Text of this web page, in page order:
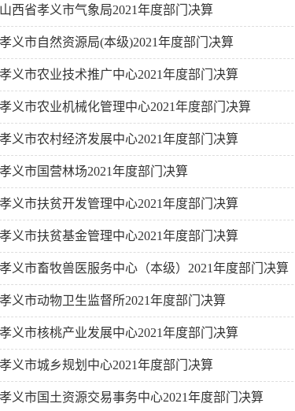
山西省孝义市气象局2021年度部门决算
孝义市自然资源局(本级)2021年度部门决算
孝义市农业技术推广中心2021年度部门决算
孝义市农业机械化管理中心2021年度部门决算
孝义市农村经济发展中心2021年度部门决算
孝义市国营林场2021年度部门决算
孝义市扶贫开发管理中心2021年度部门决算
孝义市扶贫基金管理中心2021年度部门决算
孝义市畜牧兽医服务中心（本级）2021年度部门决算
孝义市动物卫生监督所2021年度部门决算
孝义市核桃产业发展中心2021年度部门决算
孝义市城乡规划中心2021年度部门决算
孝义市国土资源交易事务中心2021年度部门决算